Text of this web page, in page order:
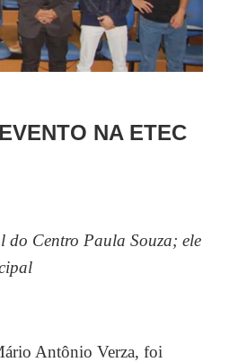
NA ETEC
do Centro Paula Souza; ele
Antônio Verza, foi